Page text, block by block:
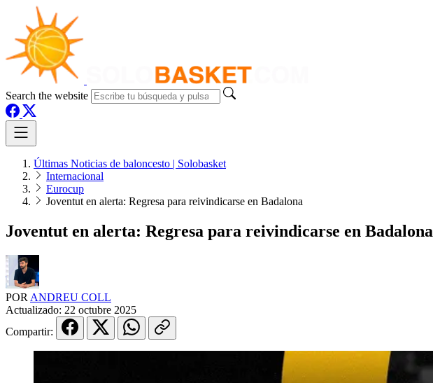
Search the website
Últimas Noticias de baloncesto | Solobasket
Internacional
Eurocup
Joventut en alerta: Regresa para reivindicarse en Badalona
Joventut en alerta: Regresa para reivindicarse en Badalona
POR ANDREU COLL
Actualizado: 22 octubre 2025
Compartir: